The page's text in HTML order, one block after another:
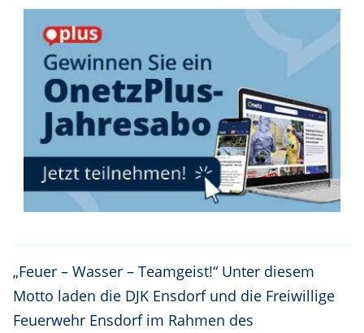
„Feuer – Wasser – Teamgeist!“ Unter diesem
Motto laden die DJK Ensdorf und die Freiwillige
Feuerwehr Ensdorf im Rahmen des